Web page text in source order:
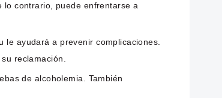
lo contrario, puede enfrentarse a
le ayudará a prevenir complicaciones.
reclamación.
de alcoholemia. También